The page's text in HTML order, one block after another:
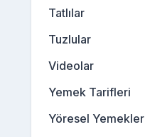
Tatlılar
Tuzlular
Videolar
Yemek Tarifleri
Yöresel Yemekler